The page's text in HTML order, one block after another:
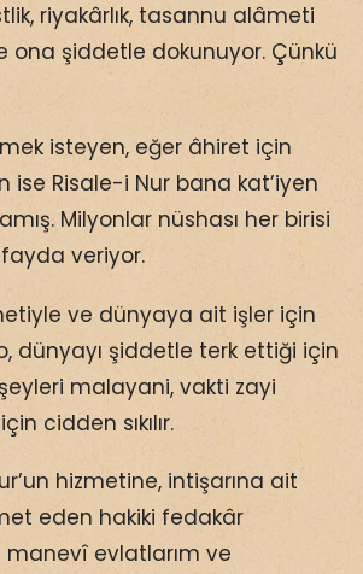
riyakârlık, tasannu alâmeti
ona şiddetle dokunuyor. Çünkü
isteyen, eğer âhiret için
ise Risale-i Nur bana kat’iyen
Milyonlar nüshası her birisi
veriyor.
ve dünyaya ait işler için
dünyayı şiddetle terk ettiği için
malayani, vakti zayi
cidden sıkılır.
hizmetine, intişarına ait
eden hakiki fedakâr
evlatlarım ve